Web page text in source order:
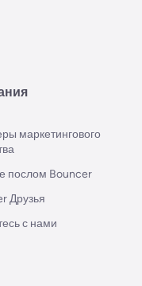
маркетингового
послом Bouncer
Друзья
с нами